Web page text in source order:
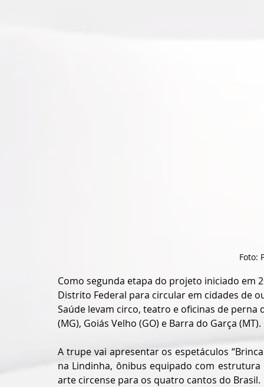
Foto:
Como segunda etapa do projeto iniciado em
Distrito Federal para circular em cidades de
Saúde levam circo, teatro e oficinas de perna
(MG), Goiás Velho (GO) e Barra do Garça (MT).
A trupe vai apresentar os espetáculos
na Lindinha, ônibus equipado com
arte circense para os quatro cantos do Brasil.